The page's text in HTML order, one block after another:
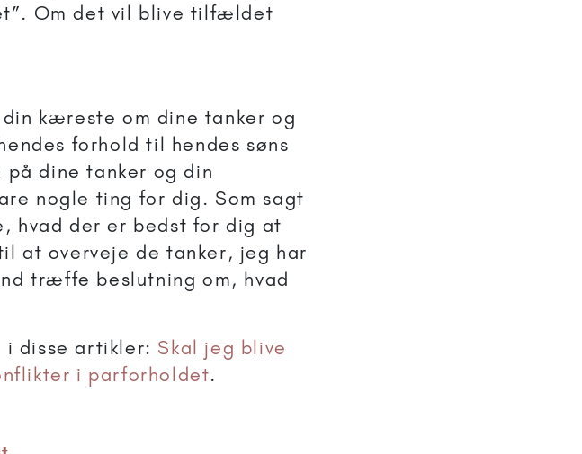
Om det vil blive tilfældet
kæreste om dine tanker og
forhold til hendes søns
på dine tanker og din
nogle ting for dig. Som sagt
hvad der er bedst for dig at
at overveje de tanker, jeg har
træffe beslutning om, hvad
i disse artikler: Skal jeg blive
i parforholdet.